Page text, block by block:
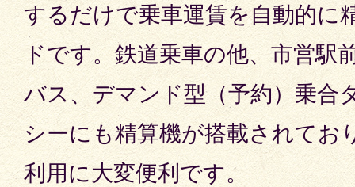
するだけで乗車運賃を自動的に
ドです。鉄道乗車の他、市営駅
バス、デマンド型（予約）乗合
シーにも精算機が搭載されてお
利用に大変便利です。